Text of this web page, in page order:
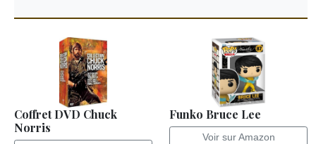
Coffret DVD Chuck
Norris
Funko Bruce Lee
Voir sur Amazon